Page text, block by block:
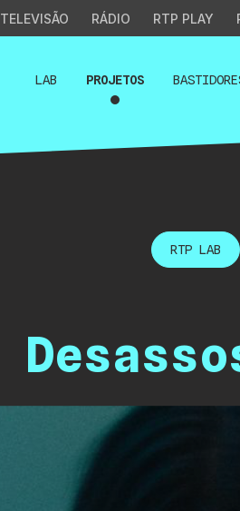
TELEVISÃO RÁDIO RTP PLAY
LAB PROJETOS
RTP LAB